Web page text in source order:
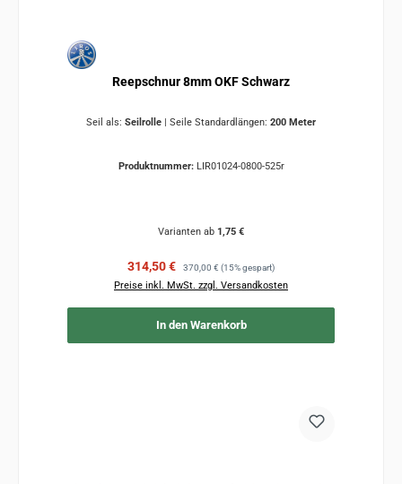
Reepschnur 8mm OKF Schwarz
Seil als: Seilrolle | Seile Standardlängen: 200 Meter
Produktnummer: LIR01024-0800-525r
Varianten ab 1,75 €
Verkaufspreis:
314,50 € Regulärer Preis:
370,00 € (15% gespart)
Preise inkl. MwSt. zzgl. Versandkosten
In den Warenkorb